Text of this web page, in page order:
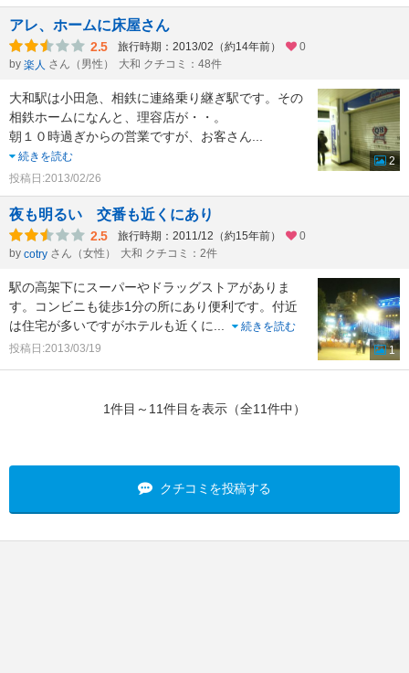
アレ、ホームに床屋さん
2.5 旅行時期：2013/02（約14年前）
0
by 楽人 さん（男性） 大和 クチコミ：48件
大和駅は小田急、相鉄に連絡乗り継ぎ駅です。その
相鉄ホームになんと、理容店が・・。
朝１０時過ぎからの営業ですが、お客さん...
続きを読む
投稿日:2013/02/26
2
夜も明るい 交番も近くにあり
2.5 旅行時期：2011/12（約15年前）
0
by cotry さん（女性） 大和 クチコミ：2件
駅の高架下にスーパーやドラッグストアがありま
す。コンビニも徒歩1分の所にあり便利です。付近
は住宅が多いですがホテルも近くに...
続きを読む
投稿日:2013/03/19
1
1件目～11件目を表示（全11件中）
クチコミを投稿する